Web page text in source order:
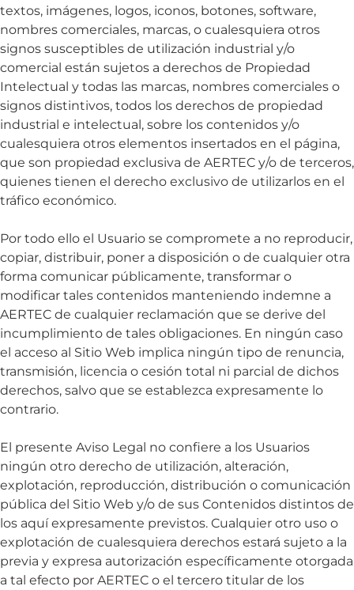
textos, imágenes, logos, iconos, botones, software,
nombres comerciales, marcas, o cualesquiera otros
signos susceptibles de utilización industrial y/o
comercial están sujetos a derechos de Propiedad
Intelectual y todas las marcas, nombres comerciales o
signos distintivos, todos los derechos de propiedad
industrial e intelectual, sobre los contenidos y/o
cualesquiera otros elementos insertados en el página,
que son propiedad exclusiva de AERTEC y/o de terceros,
quienes tienen el derecho exclusivo de utilizarlos en el
tráfico económico.
Por todo ello el Usuario se compromete a no reproducir,
copiar, distribuir, poner a disposición o de cualquier otra
forma comunicar públicamente, transformar o
modificar tales contenidos manteniendo indemne a
AERTEC de cualquier reclamación que se derive del
incumplimiento de tales obligaciones. En ningún caso
el acceso al Sitio Web implica ningún tipo de renuncia,
transmisión, licencia o cesión total ni parcial de dichos
derechos, salvo que se establezca expresamente lo
contrario.
El presente Aviso Legal no confiere a los Usuarios
ningún otro derecho de utilización, alteración,
explotación, reproducción, distribución o comunicación
pública del Sitio Web y/o de sus Contenidos distintos de
los aquí expresamente previstos. Cualquier otro uso o
explotación de cualesquiera derechos estará sujeto a la
previa y expresa autorización específicamente otorgada
a tal efecto por AERTEC o el tercero titular de los